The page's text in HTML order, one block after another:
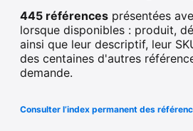
445 références présentées
lorsque disponibles : produit,
ainsi que leur descriptif, leur
des centaines d'autres
demande.
Consulter l’index permanent des